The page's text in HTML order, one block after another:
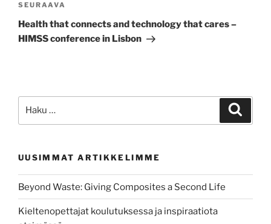
Seuraava
artikkeli
SEURAAVA
­­­­Health that connects and technology that cares –
HIMSS conference in Lisbon
UUSIMMAT ARTIKKELIMME
Beyond Waste: Giving Composites a Second Life
Kieltenopettajat koulutuksessa ja inspiraatiota